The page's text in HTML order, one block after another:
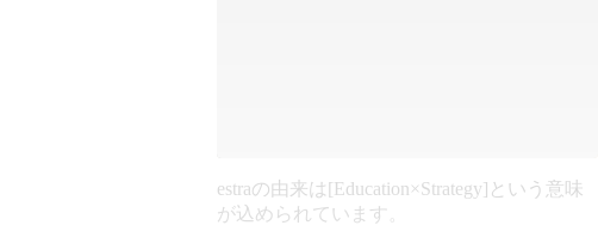
estraの由来は[Education×Strategy]という意味
が込められています。